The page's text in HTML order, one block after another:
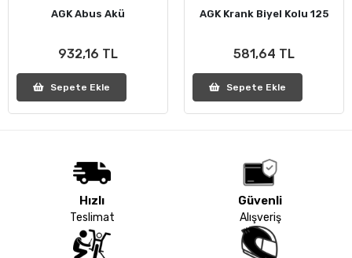
AGK Abus Akü
932,16 TL
Sepete Ekle
AGK Krank Biyel Kolu 125
581,64 TL
Sepete Ekle
Hızlı
Teslimat
Güvenli
Alışveriş